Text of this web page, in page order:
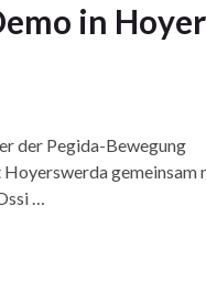
in
der Pegida-Bewegung
gemeinsam
…